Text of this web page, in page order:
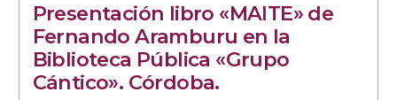
Presentación libro «MAITE» de
Fernando Aramburu en la
Biblioteca Pública «Grupo
Cántico». Córdoba.